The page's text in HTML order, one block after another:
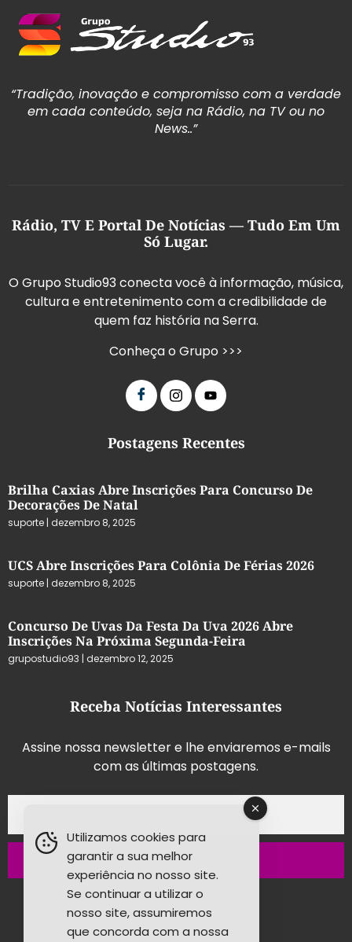
“Tradição, inovação e compromisso com a verdade
em cada conteúdo, seja na Rádio, na TV ou no
News..”
Rádio, TV E Portal De Notícias — Tudo Em Um
Só Lugar.
O Grupo Studio93 conecta você à informação, música,
cultura e entretenimento com a credibilidade de
quem faz história na Serra.
Conheça o Grupo >>>
Postagens Recentes
Brilha Caxias Abre Inscrições Para Concurso De
Decorações De Natal
suporte dezembro 8, 2025
UCS Abre Inscrições Para Colônia De Férias 2026
suporte dezembro 8, 2025
Concurso De Uvas Da Festa Da Uva 2026 Abre
Inscrições Na Próxima Segunda-Feira
grupostudio93 dezembro 12, 2025
Receba Notícias Interessantes
Assine nossa newsletter e lhe enviaremos e-mails
com as últimas postagens.
Inscrever-se
Utilizamos cookies para
garantir a sua melhor
experiência no nosso site.
Se continuar a utilizar o
nosso site, assumiremos
que concorda com a nossa